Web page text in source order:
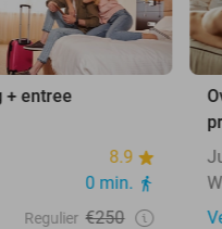
+ entree
8.9
0 min.
Regulier €250